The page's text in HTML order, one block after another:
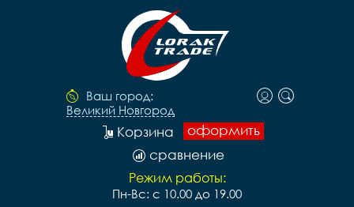
Ваш город:
Великий Новгород
оформить
Корзина
сравнение
Режим работы:
Пн-Вс: с 10.00 до 19.00